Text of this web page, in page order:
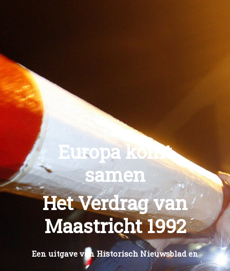
Europa komt
samen
Het Verdrag van
Maastricht 1992
Een uitgave van Historisch Nieuwsblad en